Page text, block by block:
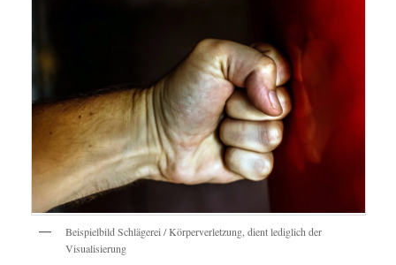
Beispielbild Schlägerei / Körperverletzung, dient lediglich der
Visualisierung